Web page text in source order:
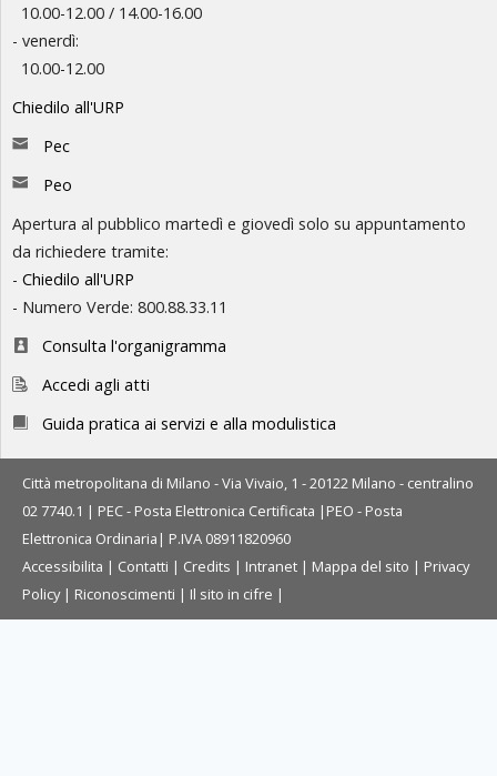
10.00-12.00 / 14.00-16.00
- venerdì:
10.00-12.00
Chiedilo all'URP
Pec
Peo
Apertura al pubblico martedì e giovedì solo su appuntamento
da richiedere tramite:
- Chiedilo all'URP
- Numero Verde: 800.88.33.11
Consulta l'organigramma
Accedi agli atti
Guida pratica ai servizi e alla modulistica
Città metropolitana di Milano - Via Vivaio, 1 - 20122 Milano - centralino
02 7740.1 | PEC - Posta Elettronica Certificata | PEO - Posta
Elettronica Ordinaria | P.IVA 08911820960
Accessibilita | Contatti | Credits | Intranet | Mappa del sito | Privacy
Policy| Riconoscimenti | Il sito in cifre |